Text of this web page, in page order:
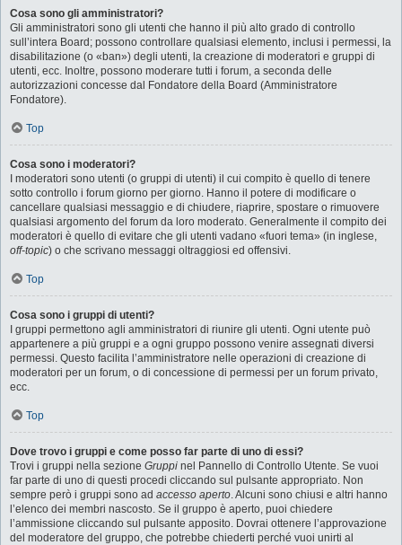
Cosa sono gli amministratori?
Gli amministratori sono gli utenti che hanno il più alto grado di controllo
sull’intera Board; possono controllare qualsiasi elemento, inclusi i permessi, la
disabilitazione (o «ban») degli utenti, la creazione di moderatori e gruppi di
utenti, ecc. Inoltre, possono moderare tutti i forum, a seconda delle
autorizzazioni concesse dal Fondatore della Board (Amministratore
Fondatore).
Top
Cosa sono i moderatori?
I moderatori sono utenti (o gruppi di utenti) il cui compito è quello di tenere
sotto controllo i forum giorno per giorno. Hanno il potere di modificare o
cancellare qualsiasi messaggio e di chiudere, riaprire, spostare o rimuovere
qualsiasi argomento del forum da loro moderato. Generalmente il compito dei
moderatori è quello di evitare che gli utenti vadano «fuori tema» (in inglese,
off-topic) o che scrivano messaggi oltraggiosi ed offensivi.
Top
Cosa sono i gruppi di utenti?
I gruppi permettono agli amministratori di riunire gli utenti. Ogni utente può
appartenere a più gruppi e a ogni gruppo possono venire assegnati diversi
permessi. Questo facilita l’amministratore nelle operazioni di creazione di
moderatori per un forum, o di concessione di permessi per un forum privato,
ecc.
Top
Dove trovo i gruppi e come posso far parte di uno di essi?
Trovi i gruppi nella sezione Gruppi nel Pannello di Controllo Utente. Se vuoi
far parte di uno di questi procedi cliccando sul pulsante appropriato. Non
sempre però i gruppi sono ad accesso aperto. Alcuni sono chiusi e altri hanno
l’elenco dei membri nascosto. Se il gruppo è aperto, puoi chiedere
l’ammissione cliccando sul pulsante apposito. Dovrai ottenere l’approvazione
del moderatore del gruppo, che potrebbe chiederti perché vuoi unirti al